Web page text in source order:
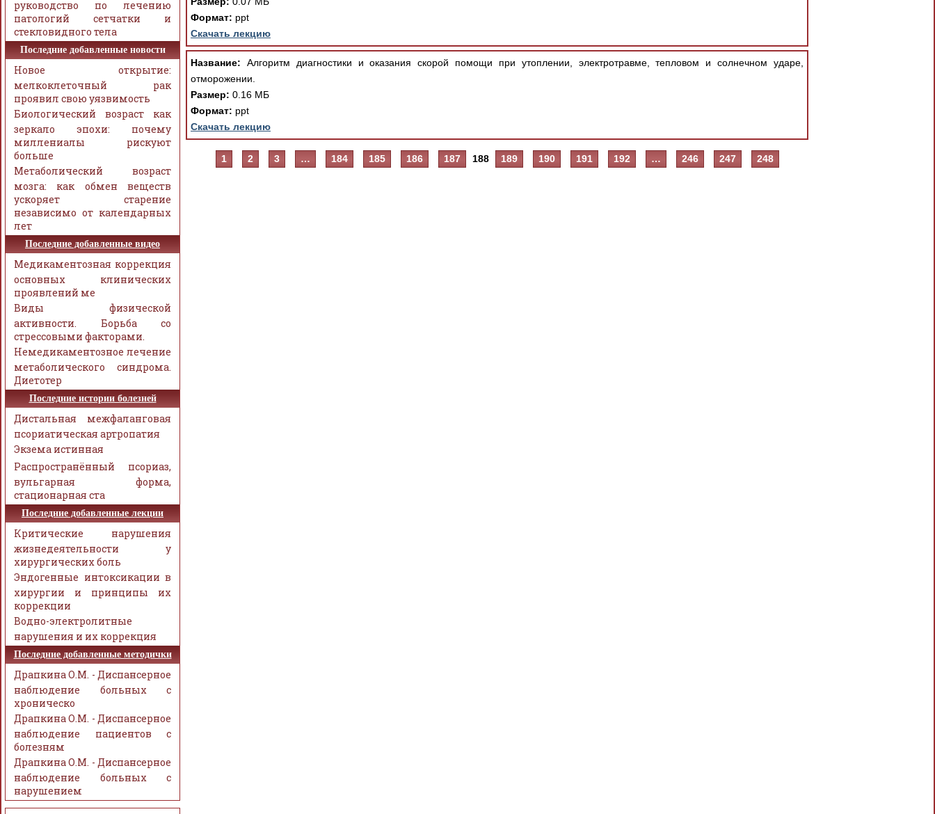
Формат: ppt
Скачать лекцию
Название: Алгоритм диагностики и оказания скорой помощи при утоплении, электротравме, тепловом и солнечном ударе,
отморожении.
Размер: 0.16 МБ
Формат: ppt
Скачать лекцию
1 2 3 … 184 185 186 187 188 189 190 191 192 … 246 247 248
руководство по лечению
патологий сетчатки и
стекловидного тела
Последние добавленные новости
Новое открытие:
мелкоклеточный рак
проявил свою уязвимость
Биологический возраст как
зеркало эпохи: почему
миллениалы рискуют
больше
Метаболический возраст
мозга: как обмен веществ
ускоряет старение
независимо от календарных
лет
Последние добавленные видео
Медикаментозная коррекция
основных клинических
проявлений ме
Виды физической
активности. Борьба со
стрессовыми факторами.
Немедикаментозное лечение
метаболического синдрома.
Диетотер
Последние истории болезней
Дистальная межфаланговая
псориатическая артропатия
Экзема истинная
Распространённый псориаз,
вульгарная форма,
стационарная ста
Последние добавленные лекции
Критические нарушения
жизнедеятельности у
хирургических боль
Эндогенные интоксикации в
хирургии и принципы их
коррекции
Водно-электролитные
нарушения и их коррекция
Последние добавленные методички
Драпкина О.М. - Диспансерное
наблюдение больных с
хроническо
Драпкина О.М. - Диспансерное
наблюдение пациентов с
болезням
Драпкина О.М. - Диспансерное
наблюдение больных с
нарушением